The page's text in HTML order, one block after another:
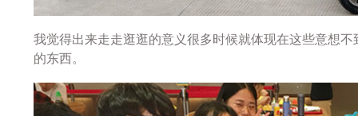
我觉得出来走走逛逛的意义很多时候就体现在这些意想
的东西。